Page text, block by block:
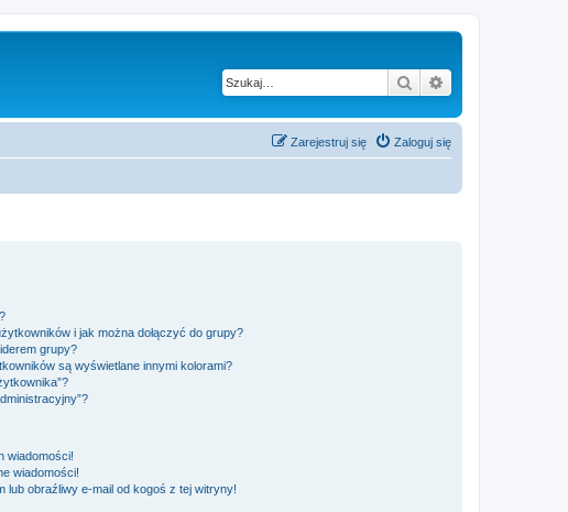
Szukaj
Zaloguj się
Zarejestruj się
i jak można dołączyć do grupy?
grupy?
są wyświetlane innymi kolorami?
wiadomości!
wiadomości!
lub obraźliwy e-mail od kogoś z tej witryny!